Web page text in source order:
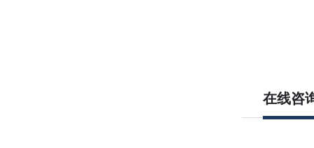
在线咨